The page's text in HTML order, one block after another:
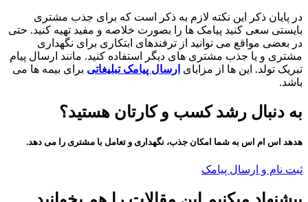
در پایان ذکر این نکته لازم به ذکر است که برای جذب مشتری
بایستی سعی کنید پیامک ها را بصورت خلاصه و مفید تهیه کنید. حتی
در بعضی مواقع می توانید از ترفندهای ابتکاری برای نگهداری
مشتری و یا جذب مشتری های دیگر استفاده کنید. مانند ارسال پیام
تبریک تولد. این ها از مزایای ارسال پیامک تبلیغاتی برای بیمه ها می
باشد.
به دنبال رشد کسب و کارتان هستید؟
هدهد اس ام اس به شما امکان جذب، نگهداری و تعامل با مشتری را می دهد.
ثبت نام و ارسال پیامک